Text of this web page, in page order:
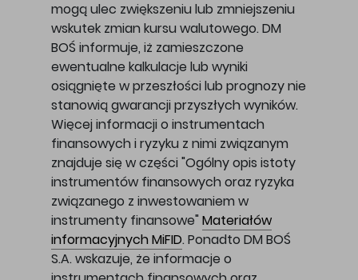
mogą ulec zwiększeniu lub zmniejszeniu
wskutek zmian kursu walutowego. DM
BOŚ informuje, iż zamieszczone
ewentualne kalkulacje lub wyniki
osiągnięte w przeszłości lub prognozy nie
stanowią gwarancji przyszłych wyników.
Więcej informacji o instrumentach
finansowych i ryzyku z nimi związanym
znajduje się w części "Ogólny opis istoty
instrumentów finansowych oraz ryzyka
związanego z inwestowaniem w
instrumenty finansowe" Materiałów
informacyjnych MiFID. Ponadto DM BOŚ
S.A. wskazuje, że informacje o